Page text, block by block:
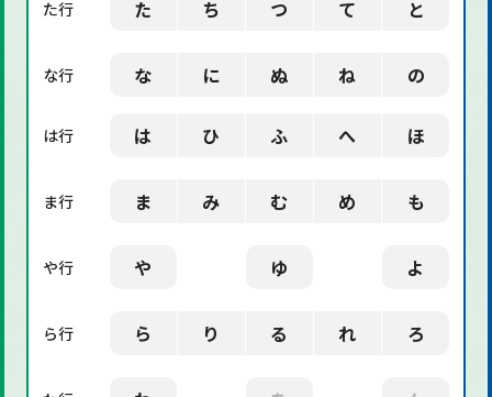
た行 た ち つ て と
な行 な に ぬ ね の
は行 は ひ ふ へ ほ
ま行 ま み む め も
や行 や ゆ よ
ら行 ら り る れ ろ